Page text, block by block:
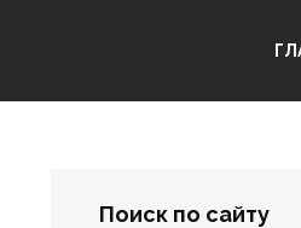
Поиск по сайту